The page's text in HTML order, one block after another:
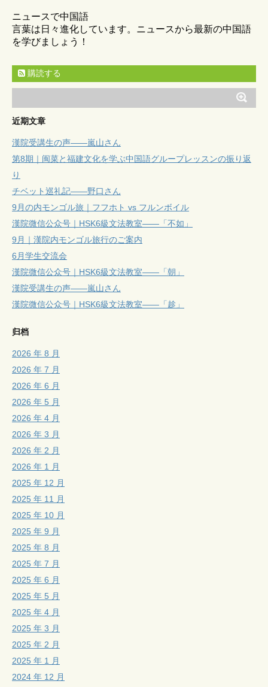
ニュースで中国語
言葉は日々進化しています。ニュースから最新の中国語
を学びましょう！
購読する
近期文章
漢院受講生の声——嵐山さん
第8期｜闽菜と福建文化を学ぶ中国語グループレッスンの振り返
り
チベット巡礼記——野口さん
9月の内モンゴル旅｜フフホト vs フルンボイル
漢院微信公众号｜HSK6級文法教室——「不如」
9月｜漢院内モンゴル旅行のご案内
6月学生交流会
漢院微信公众号｜HSK6級文法教室——「朝」
漢院受講生の声——嵐山さん
漢院微信公众号｜HSK6級文法教室——「趁」
归档
2026 年 8 月
2026 年 7 月
2026 年 6 月
2026 年 5 月
2026 年 4 月
2026 年 3 月
2026 年 2 月
2026 年 1 月
2025 年 12 月
2025 年 11 月
2025 年 10 月
2025 年 9 月
2025 年 8 月
2025 年 7 月
2025 年 6 月
2025 年 5 月
2025 年 4 月
2025 年 3 月
2025 年 2 月
2025 年 1 月
2024 年 12 月